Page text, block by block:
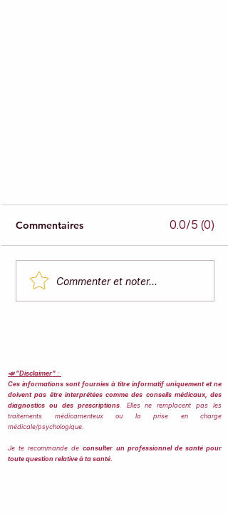
fondateurs.
Commentaires 0.0/5 (0)
Commenter et noter...
📣 "Disclaimer":
Ces informations sont fournies à titre informatif uniquement et ne
doivent pas être interprétées comme des conseils médicaux, des
diagnostics ou des prescriptions. Elles ne remplacent pas les
traitements médicamenteux ou la prise en charge
médicale/psychologique.
Je te recommande deconsulter un professionnel de santé pour
toute question relative à ta santé.